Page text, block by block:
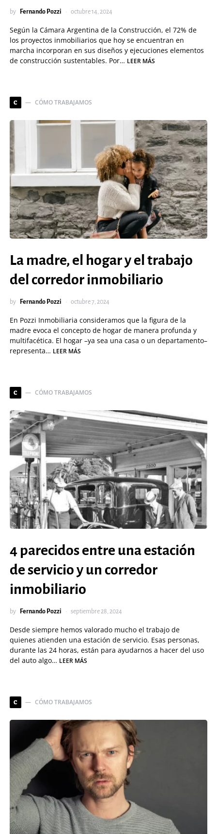
by Fernando Pozzi octubre 14, 2024
Según la Cámara Argentina de la Construcción, el 72% de
los proyectos inmobiliarios que hoy se encuentran en
marcha incorporan en sus diseños y ejecuciones elementos
de construcción sustentables. Por… LEER MÁS
C CÓMO TRABAJAMOS
La madre, el hogar y el trabajo
del corredor inmobiliario
by Fernando Pozzi octubre 7, 2024
En Pozzi Inmobiliaria consideramos que la figura de la
madre evoca el concepto de hogar de manera profunda y
multifacética. El hogar –ya sea una casa o un departamento–
representa… LEER MÁS
C CÓMO TRABAJAMOS
4 parecidos entre una estación
de servicio y un corredor
inmobiliario
by Fernando Pozzi septiembre 28, 2024
Desde siempre hemos valorado mucho el trabajo de
quienes atienden una estación de servicio. Esas personas,
durante las 24 horas, están para ayudarnos a hacer del uso
del auto algo… LEER MÁS
C CÓMO TRABAJAMOS